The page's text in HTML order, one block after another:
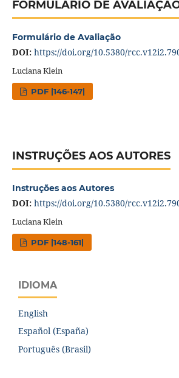
FORMULÁRIO DE
Formulário de Avaliação
DOI: https://doi.org/10.5380/
Luciana Klein
PDF |146-147|
INSTRUÇÕES AOS AUTORES
Instruções aos Autores
DOI: https://doi.org/10.5380/
Luciana Klein
PDF |148-161|
IDIOMA
English
Español (España)
Português (Brasil)